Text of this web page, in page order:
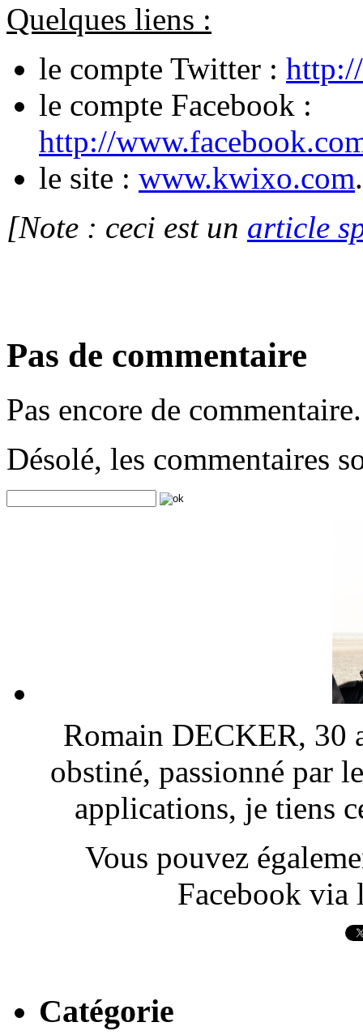
Quelques liens :
le compte Twitter :
le compte Facebook :
http://
le site : www.kwixo.com.
[Note : ceci est un article
Pas de commentaire
Pas encore de commentaire.
Désolé, les commentaires
Romain DECKER, 30
obstiné, passionné par
applications, je tiens
Vous pouvez
Facebook via
Catégorie